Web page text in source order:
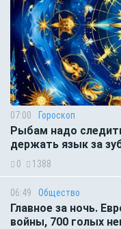
07:00 Гороскоп
Рыбам надо
держать язык за
0 1388
06:49 Общество
Главное за ночь.
войны, 700 голых